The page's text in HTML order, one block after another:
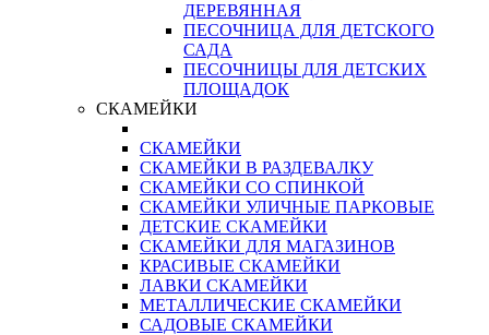
ДЕРЕВЯННАЯ
ПЕСОЧНИЦА ДЛЯ ДЕТСКОГО
САДА
ПЕСОЧНИЦЫ ДЛЯ ДЕТСКИХ
ПЛОЩАДОК
СКАМЕЙКИ
СКАМЕЙКИ
СКАМЕЙКИ В РАЗДЕВАЛКУ
СКАМЕЙКИ СО СПИНКОЙ
СКАМЕЙКИ УЛИЧНЫЕ ПАРКОВЫЕ
ДЕТСКИЕ СКАМЕЙКИ
СКАМЕЙКИ ДЛЯ МАГАЗИНОВ
КРАСИВЫЕ СКАМЕЙКИ
ЛАВКИ СКАМЕЙКИ
МЕТАЛЛИЧЕСКИЕ СКАМЕЙКИ
САДОВЫЕ СКАМЕЙКИ